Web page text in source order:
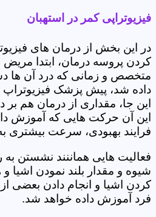
فیزیوتراپی کمر در استهبان
در این بخش از درمان های
کردن پروسه درمان، ابتدا مریض
متخصص و زمانی که درد آن ها
داده شد، پیش پزشک فیزیوتراپ
این جا، مقداری از درمان هم
این آن حرکت هایی که آموزش
فرایند بهبودی، سرعت بیشتری
فعالیت هایی هماننند نشستن
شیوه و مقدار بلند نمودن اشیا
کردن اشیا و انجام دادن بعضی
فرد آموزش داده خواهد شد.